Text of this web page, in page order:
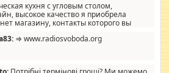
креативненько и что главное -
без ненужных наворотов удорожающих
фактор.
кухня с угловым столом,
высокое качество я приобрела
магазину, контакты которого вы
⇒ www.radiosvoboda.org